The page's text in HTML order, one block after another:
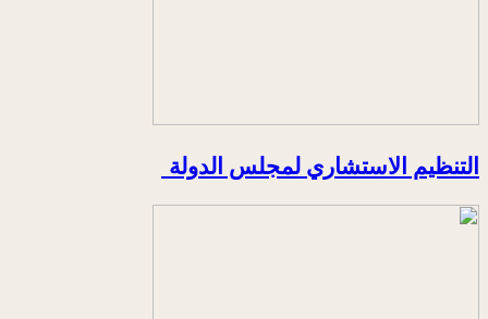
التنظيم الاستشاري لمجلس الدولة